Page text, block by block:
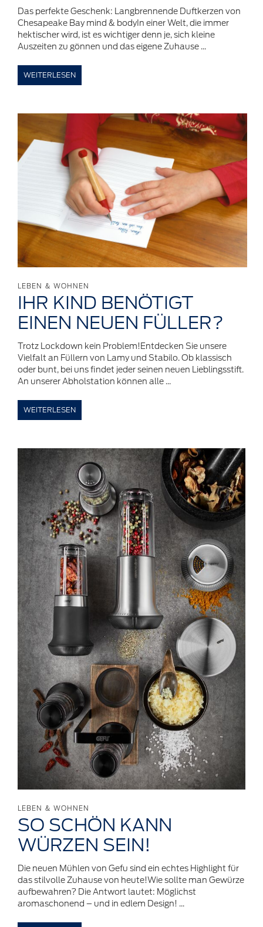
Das perfekte Geschenk: Langbrennende Duftkerzen von
Chesapeake Bay mind & bodyIn einer Welt, die immer
hektischer wird, ist es wichtiger denn je, sich kleine
Auszeiten zu gönnen und das eigene Zuhause ...
WEITERLESEN
LEBEN & WOHNEN
IHR KIND BENÖTIGT
EINEN NEUEN FÜLLER?
Trotz Lockdown kein Problem!Entdecken Sie unsere
Vielfalt an Füllern von Lamy und Stabilo. Ob klassisch
oder bunt, bei uns findet jeder seinen neuen Lieblingsstift.
An unserer Abholstation können alle ...
WEITERLESEN
LEBEN & WOHNEN
SO SCHÖN KANN
WÜRZEN SEIN!
Die neuen Mühlen von Gefu sind ein echtes Highlight für
das stilvolle Zuhause von heute!Wie sollte man Gewürze
aufbewahren? Die Antwort lautet: Möglichst
aromaschonend – und in edlem Design! ...